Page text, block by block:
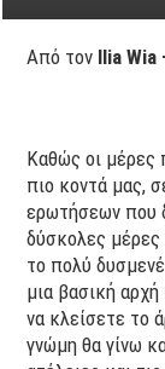
Από τον Ilia
Καθώς οι μέρες
πιο κοντά μας,
ερωτήσεων που
δύσκολες μέρες
το πολύ
μια βασική
να κλείσετε το
γνώμη θα γίνω